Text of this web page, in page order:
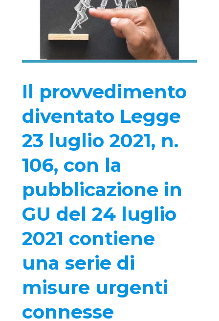
Il provvedimento
diventato Legge
23 luglio 2021, n.
106, con la
pubblicazione in
GU del 24 luglio
2021 contiene
una serie di
misure urgenti
connesse